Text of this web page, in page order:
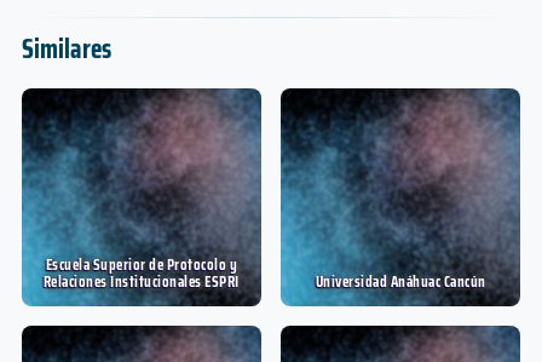
Similares
Escuela Superior de Protocolo y
Relaciones Institucionales ESPRI Universidad Anáhuac Cancún